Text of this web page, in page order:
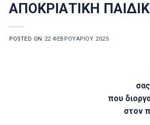
ΑΠΟΚΡΙΑΤΙΚΗ
POSTED ON 22 ΦΕΒΡΟΥΑΡΊΟΥ 2025
που
στον